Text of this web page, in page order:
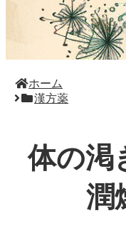
ホーム
漢方薬
体の渇
潤